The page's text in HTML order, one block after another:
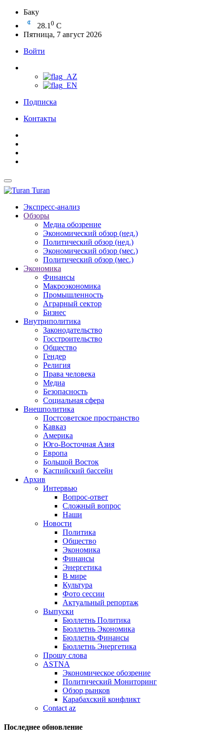
Баку
28.1 0 C
Пятница, 7 август 2026
Войти
Подписка
Контакты
Turan
Экспресс-анализ
Обзоры
Медиа обозрение
Экономический обзор (нед.)
Политический обзор (нед.)
Экономический обзор (мес.)
Политический обзор (мес.)
Экономика
Финансы
Макроэкономика
Промышленность
Аграрный сектор
Бизнес
Внутриполитика
Законодательство
Госстроительство
Общество
Гендер
Религия
Права человека
Медиа
Безопасность
Социальная сфера
Внешполитика
Постсоветское пространство
Кавказ
Америка
Юго-Восточная Азия
Европа
Большой Восток
Каспийский бассейн
Архив
Интервью
Вопрос-ответ
Сложный вопрос
Наши
Новости
Политика
Общество
Экономика
Финансы
Энергетика
В мире
Культура
Фото сессии
Актуальный репортаж
Выпуски
Бюллетнь Политика
Бюллетнь Экономика
Бюллетнь Финансы
Бюллетнь Энергетика
Прошу слова
ASTNA
Экономическое обозрение
Политический Мониторинг
Обзор рынков
Карабахский конфликт
Contact az
Последнее обновление